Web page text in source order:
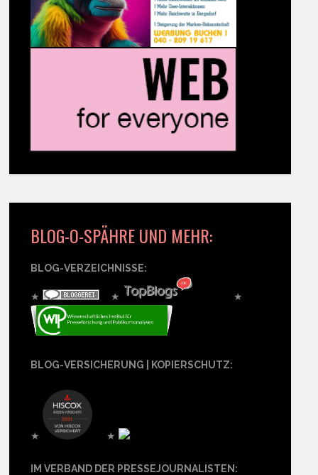
BLOG-O-SPÄHRE UND MEHR:
BLOG-VERZEICHNISSE:
★ ★ ★
BLOG-VERSICHERUNG | KOPIERSCHUTZ:
★ ★
IM VERBAND DER PRESSEJOURNALISTEN: